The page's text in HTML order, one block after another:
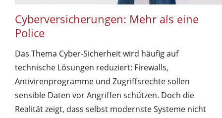
Cyberversicherungen: Mehr als eine
Police
Das Thema Cyber-Sicherheit wird häufig auf
technische Lösungen reduziert: Firewalls,
Antivirenprogramme und Zugriffsrechte sollen
sensible Daten vor Angriffen schützen. Doch die
Realität zeigt, dass selbst modernste Systeme nicht